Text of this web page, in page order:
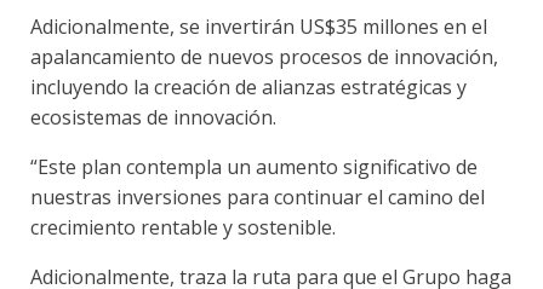
Adicionalmente, se invertirán US$35 millones en el
apalancamiento de nuevos procesos de innovación,
incluyendo la creación de alianzas estratégicas y
ecosistemas de innovación.
“Este plan contempla un aumento significativo de
nuestras inversiones para continuar el camino del
crecimiento rentable y sostenible.
Adicionalmente, traza la ruta para que el Grupo haga